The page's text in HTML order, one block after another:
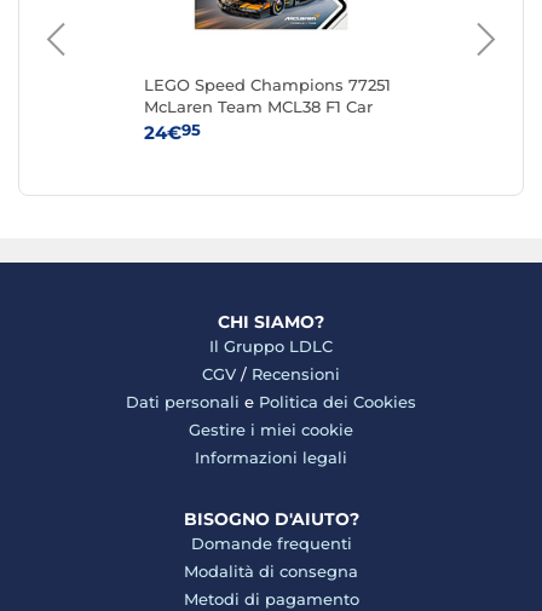
LEGO Speed Champions 77251
McLaren Team MCL38 F1 Car
24€95
CHI SIAMO?
Il Gruppo LDLC
CGV / Recensioni
Dati personali e Politica dei Cookies
Gestire i miei cookie
Informazioni legali
BISOGNO D'AIUTO?
Domande frequenti
Modalità di consegna
Metodi di pagamento